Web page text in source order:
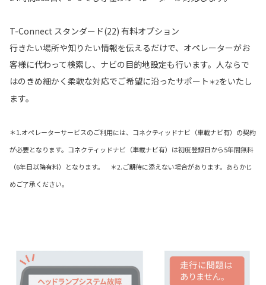
T-Connect スタンダード(22) 有料オプション
行きたい場所や知りたい情報を伝えるだけで、オペレーターがお
客様に代わって検索し、ナビの目的地設定も行います。人ならで
はのきめ細かく柔軟な対応でご希望に沿ったサポート ＊2をいたし
ます。
＊1.オペレーターサービスのご利用には、コネクティッドナビ（車載ナビ有）の契約
が必要となります。コネクティッドナビ（車載ナビ有）は初度登録日から5年間無料
（6年目以降有料）となります。 ＊2.ご期待に添えない場合があります。あらかじ
めご了承ください。